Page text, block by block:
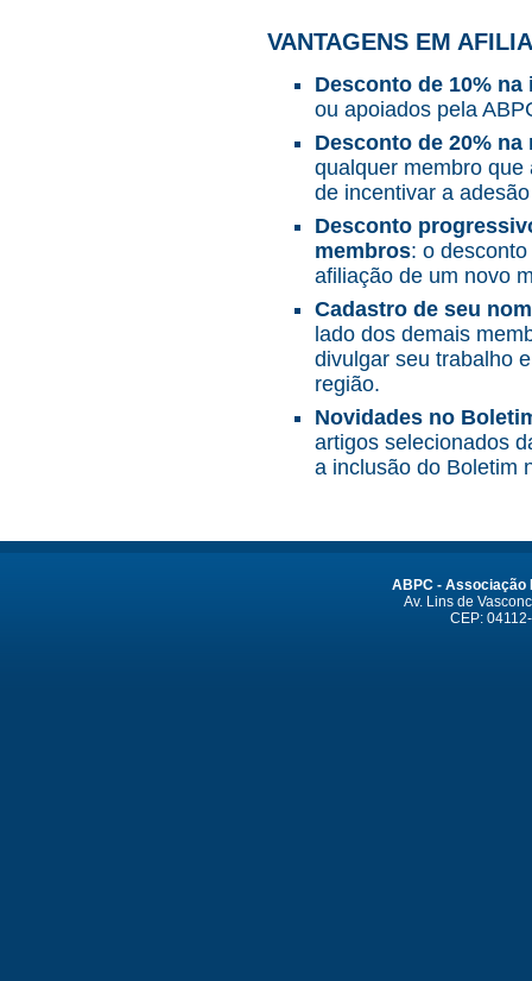
VANTAGENS EM
Desconto de 10%
ou apoiados pela
Desconto de 20%
qualquer membro
de incentivar a
Desconto
membros: o
afiliação de um novo
Cadastro de seu
lado dos demais
divulgar seu trabalho
região.
Novidades no
artigos selecionados
a inclusão do Boletim
ABPC - Associação
Av. Lins de
CEP: